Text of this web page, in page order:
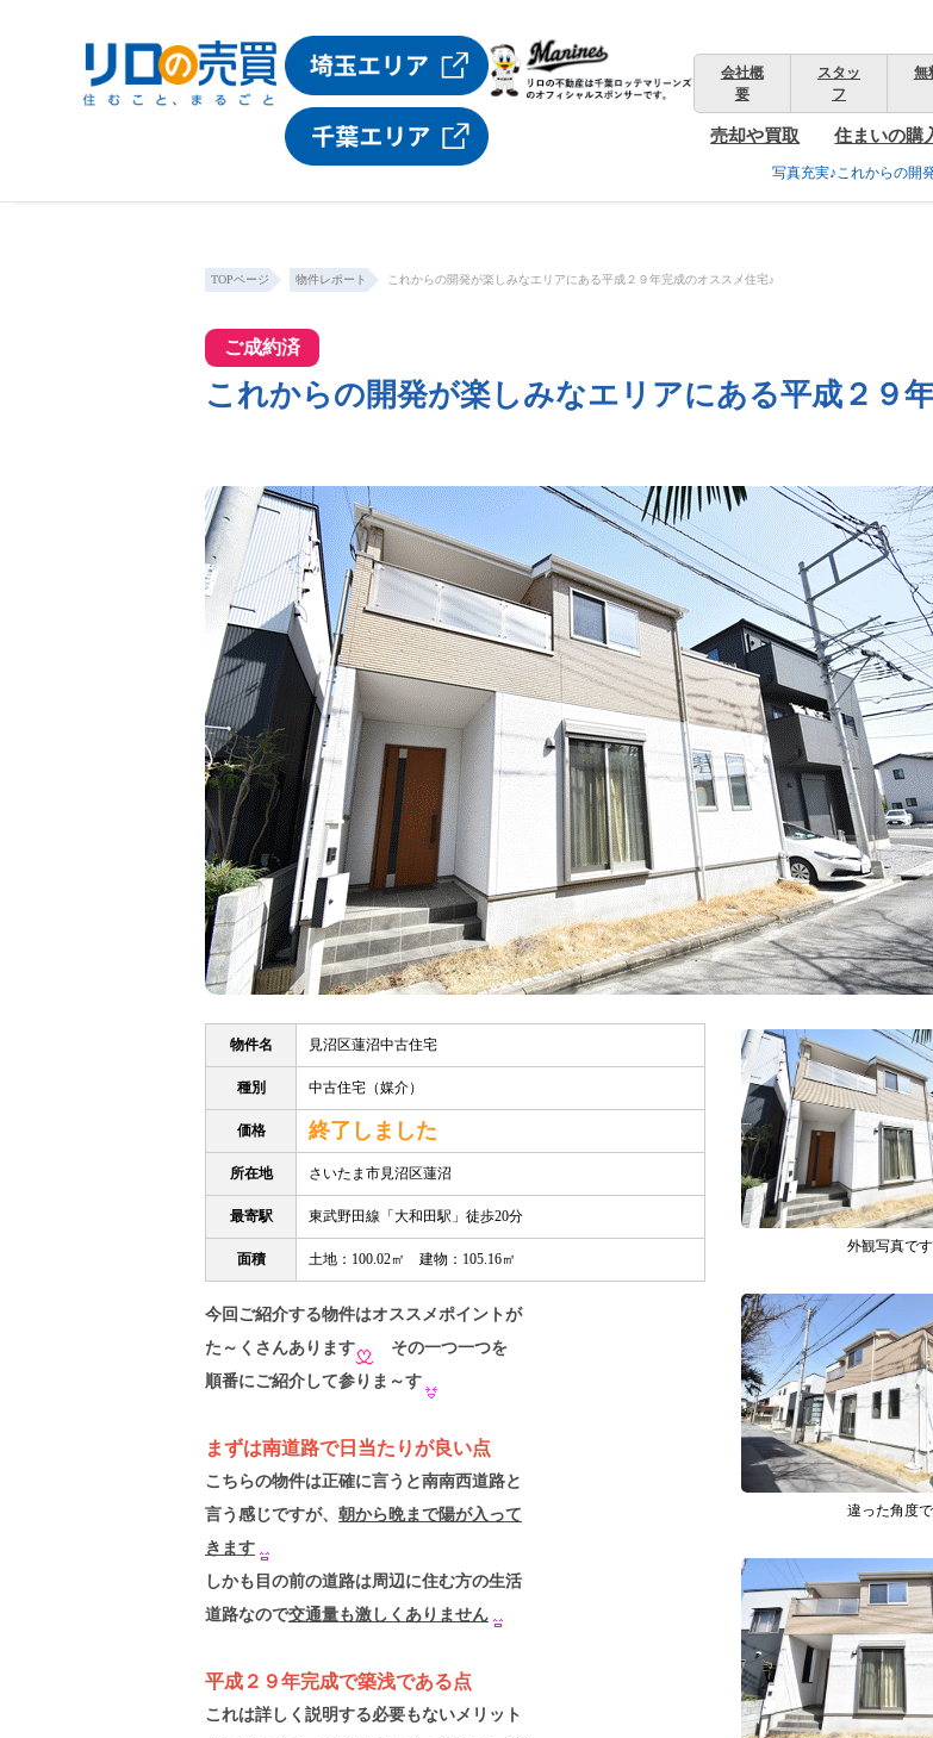
写真充実♪これからの開
会社概
要
スタッ
フ
無
売却や買取 住まいの購
TOPページ 物件レポート これからの開発が楽しみなエリアにある平成２９年完成のオススメ住宅♪
ご成約済
これからの開発が楽しみなエリアにある平成２９
物件名 見沼区蓮沼中古住宅
種別 中古住宅（媒介）
価格 終了しました
所在地 さいたま市見沼区蓮沼
最寄駅 東武野田線「大和田駅」徒歩20分
面積 土地：100.02㎡ 建物：105.16㎡
今回ご紹介する物件はオススメポイントが
た～くさんあります
その一つ一つを
順番にご紹介して参りま～す
まずは南道路で日当たりが良い点
こちらの物件は正確に言うと南南西道路と
言う感じですが、 朝から晩まで陽が入って
きます
しかも目の前の道路は周辺に住む方の生活
道路なので交通量も激しくありません
平成２９年完成で築浅である点
これは詳しく説明する必要もないメリット
外観写真です
違った角度で